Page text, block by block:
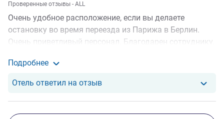
Проверенные отзывы - ALL
Очень удобное расположение, если вы делаете
остановку во время переезда из Парижа в Берлин.
Очень приветливый персонал. Благодарен сотруднику,
вечером и помог решить маленькие проблемы.
Единственная проблема - очень шумная работа
окна выходят на дорогу и открыть их для
проветривания нельзя.
Подробнее
Отель ответил на отзывОтель ответил на отзыв от